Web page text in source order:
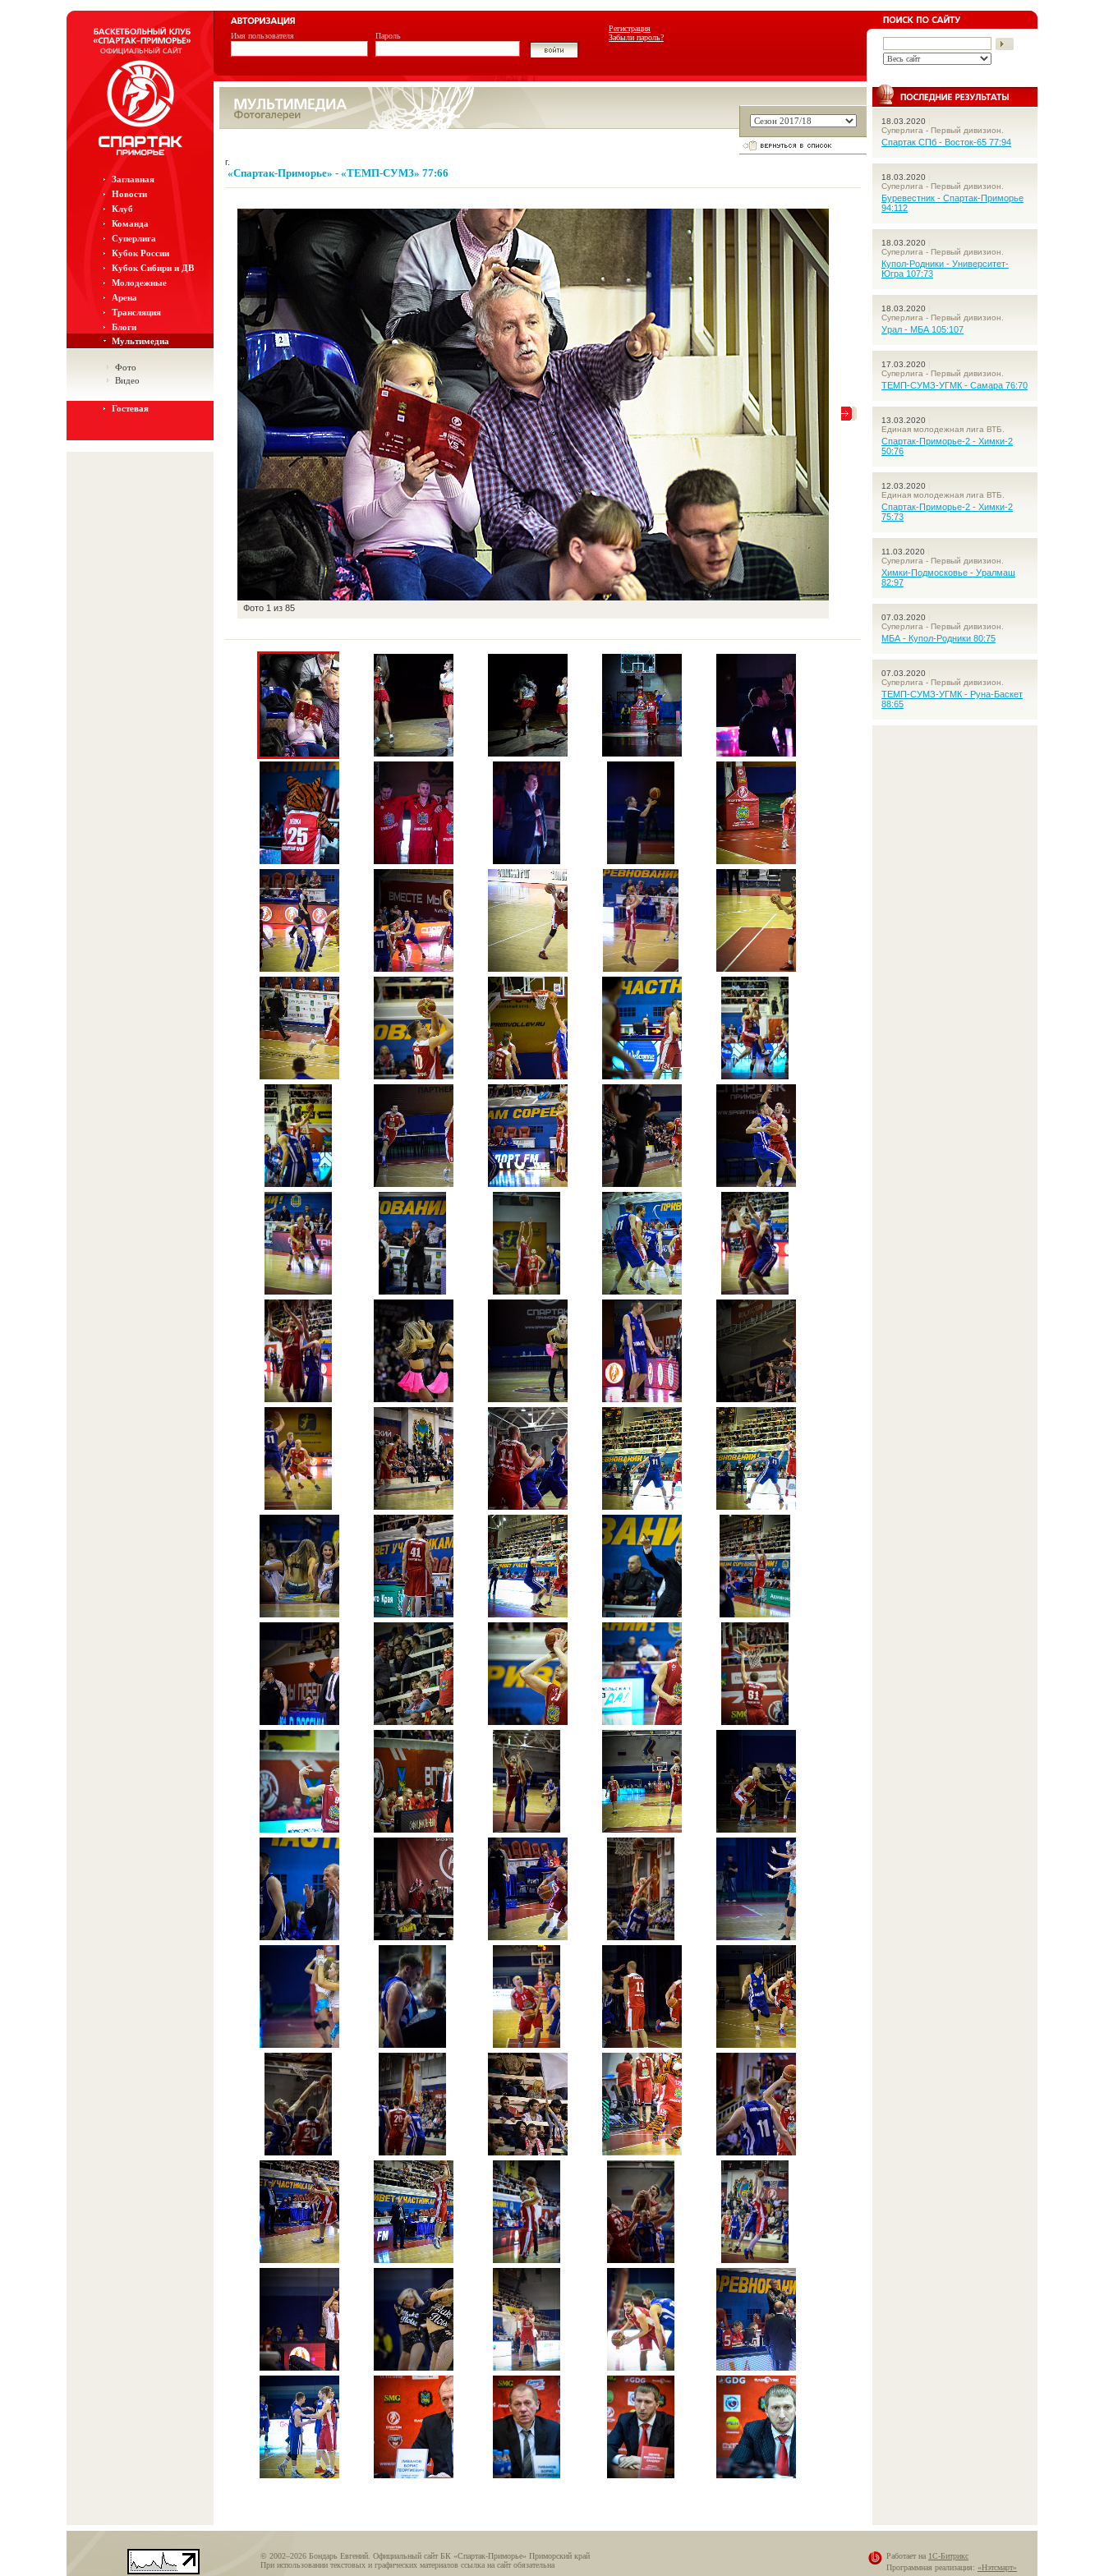
Регистрация
Забыли пароль?
Имя пользователя Пароль
Заглавная
Новости
Клуб
Команда
Суперлига
Кубок России
Кубок Сибири и ДВ
Молодежные
Арена
Трансляция
Блоги
Мультимедиа
Фото
Видео
Гостевая
г.
«Спартак-Приморье» - «ТЕМП-СУМЗ» 77:66
Фото 1 из 85
18.03.2020
Суперлига - Первый дивизион.
Спартак СПб - Восток-65 77:94
18.03.2020
Суперлига - Первый дивизион.
Буревестник - Спартак-Приморье
94:112
18.03.2020
Суперлига - Первый дивизион.
Купол-Родники - Университет-
Югра 107:73
18.03.2020
Суперлига - Первый дивизион.
Урал - МБА 105:107
17.03.2020
Суперлига - Первый дивизион.
ТЕМП-СУМЗ-УГМК - Самара 76:70
13.03.2020
Единая молодежная лига ВТБ.
Спартак-Приморье-2 - Химки-2
50:76
12.03.2020
Единая молодежная лига ВТБ.
Спартак-Приморье-2 - Химки-2
75:73
11.03.2020
Суперлига - Первый дивизион.
Химки-Подмосковье - Уралмаш
82:97
07.03.2020
Суперлига - Первый дивизион.
МБА - Купол-Родники 80:75
07.03.2020
Суперлига - Первый дивизион.
ТЕМП-СУМЗ-УГМК - Руна-Баскет
88:65
© 2002–2026 Бондарь Евгений. Официальный сайт БК «Спартак-Приморье» Приморский край
При использовании текстовых и графических материалов ссылка на сайт обязательна
Работает на 1С-Битрикс
Программная реализация: «Нэтсмарт»